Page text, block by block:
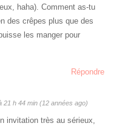
haha). Comment as-tu
des crêpes plus que des
les manger pour
Répondre
21 h 44 min (12 années ago)
invitation très au sérieux,